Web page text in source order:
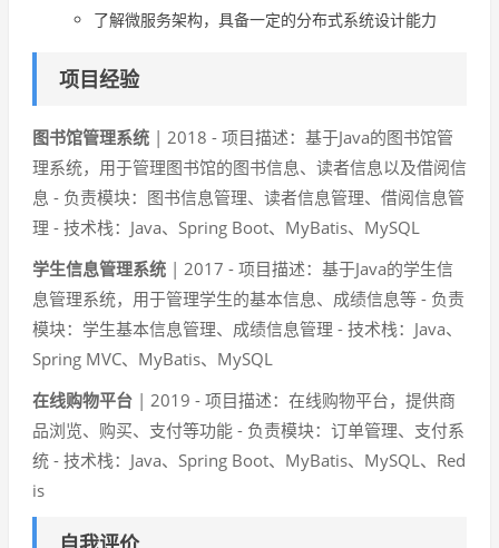
了解微服务架构，具备一定的分布式系统设计能力
项目经验
图书馆管理系统 | 2018 - 项目描述：基于Java的图书馆管
理系统，用于管理图书馆的图书信息、读者信息以及借阅信
息 - 负责模块：图书信息管理、读者信息管理、借阅信息管
理 - 技术栈：Java、Spring Boot、MyBatis、MySQL
学生信息管理系统 | 2017 - 项目描述：基于Java的学生信
息管理系统，用于管理学生的基本信息、成绩信息等 - 负责
模块：学生基本信息管理、成绩信息管理 - 技术栈：Java、
Spring MVC、MyBatis、MySQL
在线购物平台 | 2019 - 项目描述：在线购物平台，提供商
品浏览、购买、支付等功能 - 负责模块：订单管理、支付系
统 - 技术栈：Java、Spring Boot、MyBatis、MySQL、Red
is